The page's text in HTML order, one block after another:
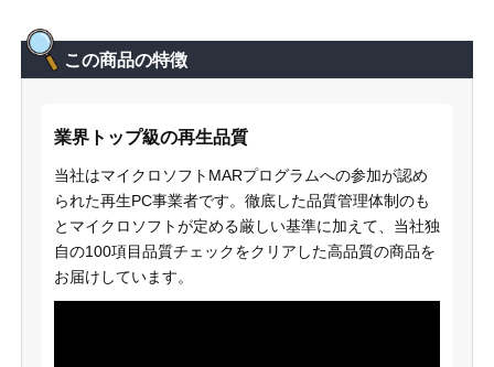
この商品の特徴
業界トップ級の再生品質
当社はマイクロソフトMARプログラムへの参加が認め
られた再生PC事業者です。徹底した品質管理体制のも
とマイクロソフトが定める厳しい基準に加えて、当社独
自の100項目品質チェックをクリアした高品質の商品を
お届けしています。